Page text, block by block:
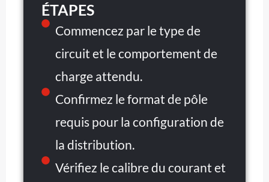
ÉTAPES
Commencez par le type de
circuit et le comportement de
charge attendu.
Confirmez le format de pôle
requis pour la configuration de
la distribution.
Vérifiez le calibre du courant et